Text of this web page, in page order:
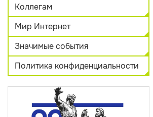
Коллегам
Мир Интернет
Значимые события
Политика конфиденциальности